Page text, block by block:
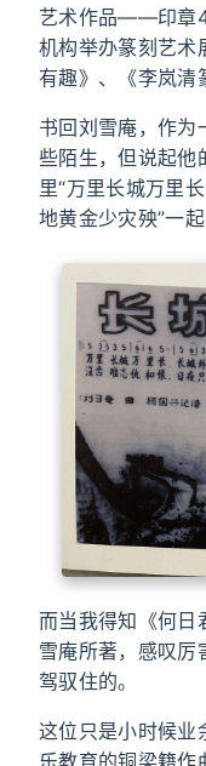
艺术作品——印章
机构举办篆刻艺术
有趣》、《李岚清
书回刘雪庵，作为
些陌生，但说起他
里“万里长城万里
地黄金少灾殃”一
而当我得知《何日
雪庵所著，感叹厉
驾驭住的。
这位只是小时候业